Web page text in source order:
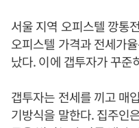
서울 지역 오피스텔 깡통
오피스텔 가격과 전세가
났다. 이에 갭투자가 꾸준
갭투자는 전세를 끼고 매
기방식을 말한다. 집주인